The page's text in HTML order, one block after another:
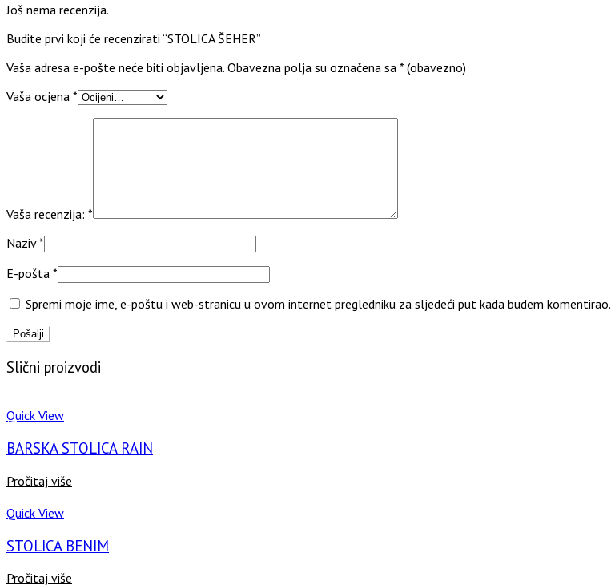
Još nema recenzija.
Budite prvi koji će recenzirati “STOLICA ŠEHER”
Vaša adresa e-pošte neće biti objavljena. Obavezna polja su označena sa * (obavezno)
Vaša ocjena *
Vaša recenzija: *
Naziv*
E-pošta *
Spremi moje ime, e-poštu i web-stranicu u ovom internet pregledniku za sljedeći put kada budem komentirao.
Slični proizvodi
Quick View
BARSKA STOLICA RAIN
Pročitaj više
Quick View
STOLICA BENIM
Pročitaj više